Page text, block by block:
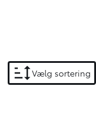
Vælg sortering